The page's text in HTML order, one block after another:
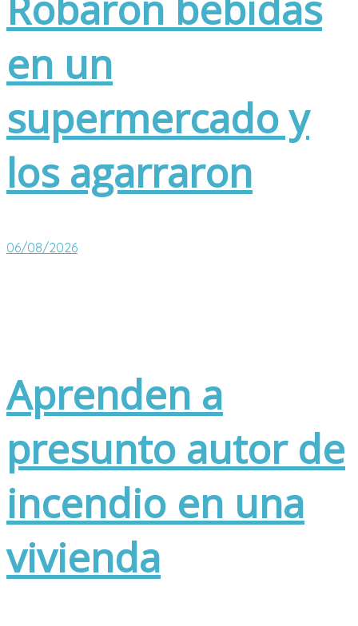
en un
supermercado y
los agarraron
06/08/2026
Aprenden a
presunto autor de
incendio en una
vivienda